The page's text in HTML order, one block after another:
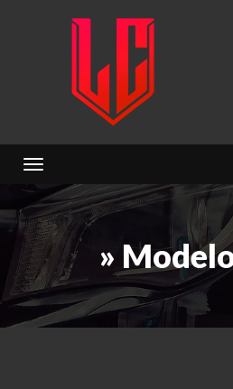
Toggle navigation
»